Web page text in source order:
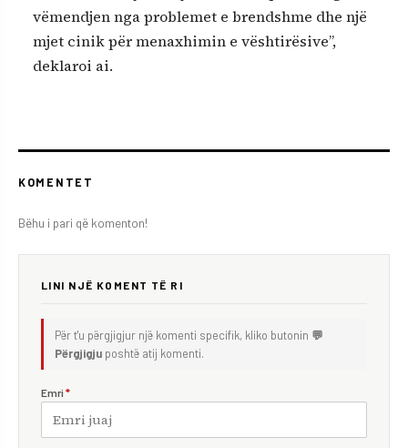
vëmendjen nga problemet e brendshme dhe një
mjet cinik për menaxhimin e vështirësive”,
deklaroi ai.
KOMENTET
Bëhu i pari që komenton!
LINI NJË KOMENT TË RI
Për t'u përgjigjur një komenti specifik, kliko butonin 💬
Përgjigju poshtë atij komenti.
Emri *